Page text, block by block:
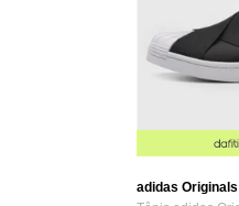
adidas Originals